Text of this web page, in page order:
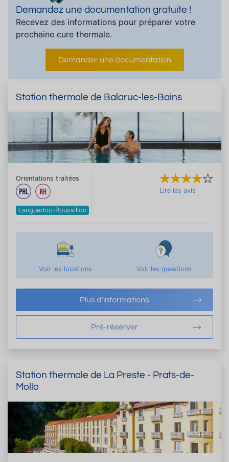
Demandez une documentation gratuite !
Recevez des informations pour préparer votre
prochaine cure thermale.
Demander une documentation
Station thermale de Balaruc-les-Bains
Orientations traitées
Languedoc-Roussillon
Lire les avis
Voir les locations Voir les questions
Plus d'informations
Pré-réserver
Station thermale de La Preste - Prats-de-
Mollo